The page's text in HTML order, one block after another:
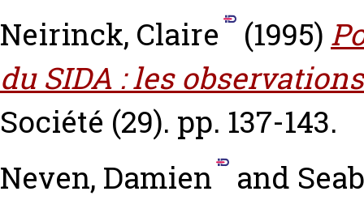
Neirinck, Claire
(1995)
du SIDA : les
Société (29). pp. 137-143.
Neven, Damien
and